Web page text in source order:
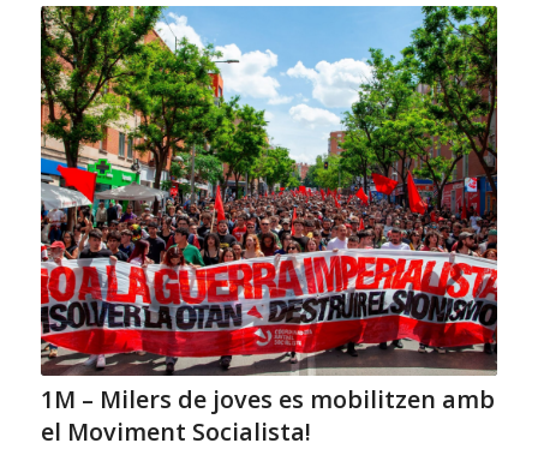
1M – Milers de joves es mobilitzen amb
el Moviment Socialista!